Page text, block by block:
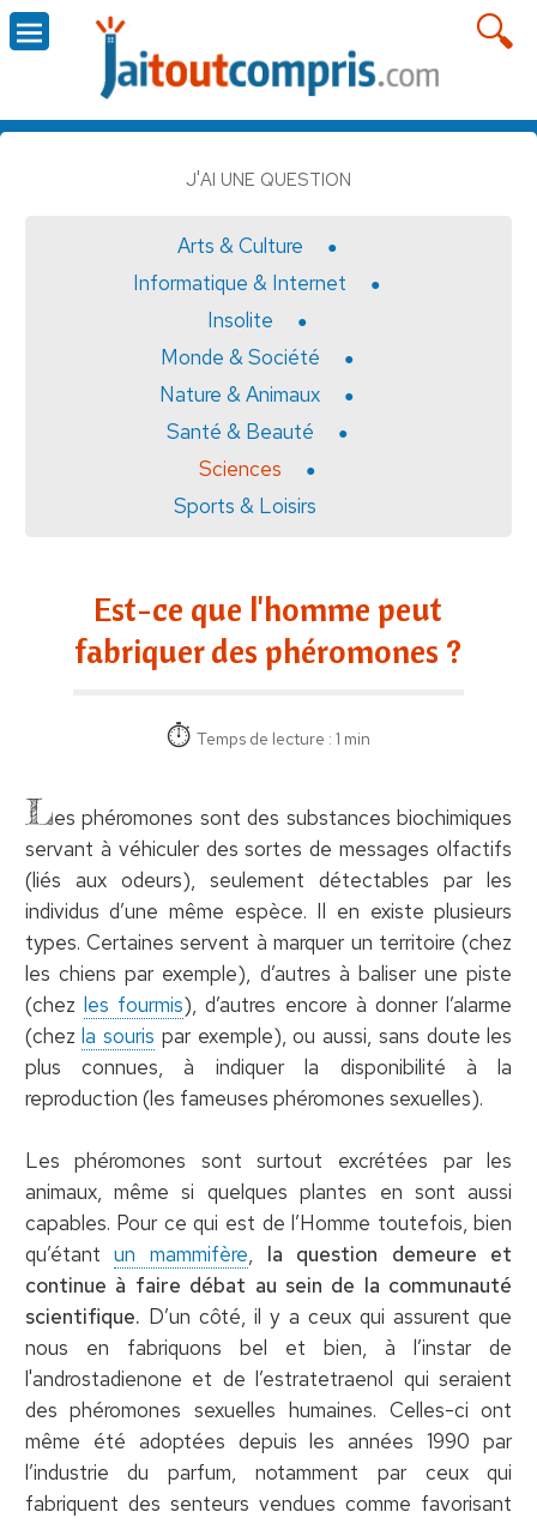
J'AI UNE QUESTION
Arts & Culture
Informatique & Internet
Insolite
Monde & Société
Nature & Animaux
Santé & Beauté
Sciences
Sports & Loisirs
Est-ce que l'homme peut
fabriquer des phéromones ?
Temps de lecture : 1 min
Les phéromones sont des substances biochimiques
servant à véhiculer des sortes de messages olfactifs
(liés aux odeurs), seulement détectables par les
individus d’une même espèce. Il en existe plusieurs
types. Certaines servent à marquer un territoire (chez
les chiens par exemple), d’autres à baliser une piste
(chez les fourmis), d’autres encore à donner l’alarme
(chezla souris par exemple), ou aussi, sans doute les
plus connues, à indiquer la disponibilité à la
reproduction (les fameuses phéromones sexuelles).
Les phéromones sont surtout excrétées par les
animaux, même si quelques plantes en sont aussi
capables. Pour ce qui est de l’Homme toutefois, bien
qu’étantun mammifère, la question demeure et
continue à faire débat au sein de la communauté
scientifique. D’un côté, il y a ceux qui assurent que
nous en fabriquons bel et bien, à l’instar de
l'androstadienone et de l’estratetraenol qui seraient
des phéromones sexuelles humaines. Celles-ci ont
même été adoptées depuis les années 1990 par
l’industrie du parfum, notamment par ceux qui
fabriquent des senteurs vendues comme favorisant